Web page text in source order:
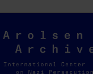
Arolsen
Archives